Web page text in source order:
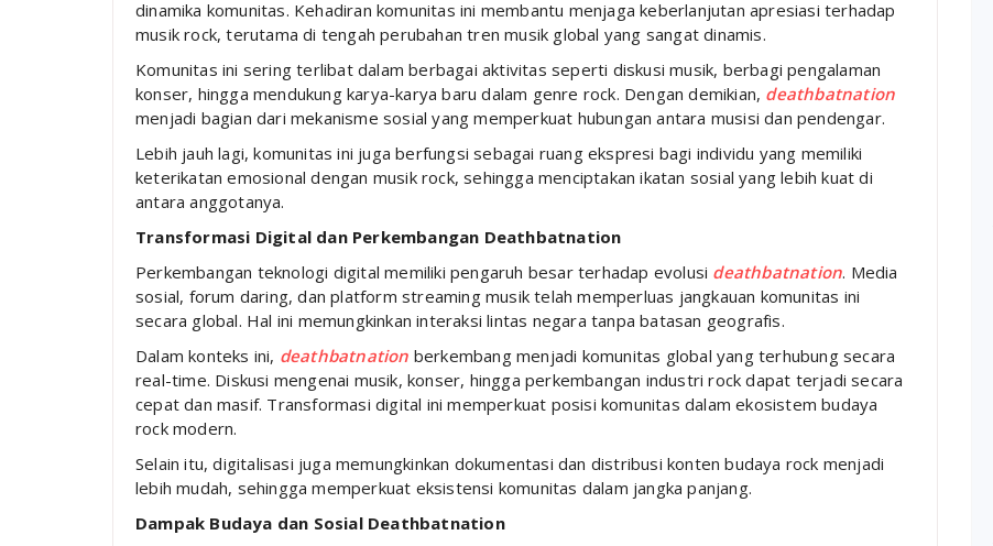
dinamika komunitas. Kehadiran komunitas ini membantu menjaga keberlanjutan apresiasi terhadap
musik rock, terutama di tengah perubahan tren musik global yang sangat dinamis.
Komunitas ini sering terlibat dalam berbagai aktivitas seperti diskusi musik, berbagi pengalaman
konser, hingga mendukung karya-karya baru dalam genre rock. Dengan demikian, deathbatnation
menjadi bagian dari mekanisme sosial yang memperkuat hubungan antara musisi dan pendengar.
Lebih jauh lagi, komunitas ini juga berfungsi sebagai ruang ekspresi bagi individu yang memiliki
keterikatan emosional dengan musik rock, sehingga menciptakan ikatan sosial yang lebih kuat di
antara anggotanya.
Transformasi Digital dan Perkembangan Deathbatnation
Perkembangan teknologi digital memiliki pengaruh besar terhadap evolusi deathbatnation. Media
sosial, forum daring, dan platform streaming musik telah memperluas jangkauan komunitas ini
secara global. Hal ini memungkinkan interaksi lintas negara tanpa batasan geografis.
Dalam konteks ini, deathbatnation berkembang menjadi komunitas global yang terhubung secara
real-time. Diskusi mengenai musik, konser, hingga perkembangan industri rock dapat terjadi secara
cepat dan masif. Transformasi digital ini memperkuat posisi komunitas dalam ekosistem budaya
rock modern.
Selain itu, digitalisasi juga memungkinkan dokumentasi dan distribusi konten budaya rock menjadi
lebih mudah, sehingga memperkuat eksistensi komunitas dalam jangka panjang.
Dampak Budaya dan Sosial Deathbatnation